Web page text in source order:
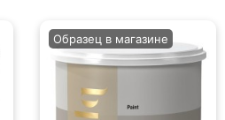
Образец в магазине